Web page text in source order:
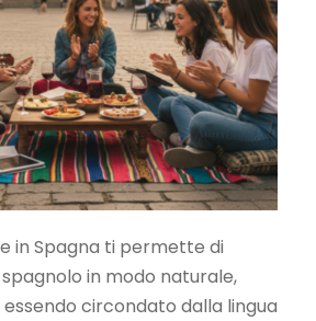
in Spagna ti permette di
in modo naturale,
circondato dalla lingua